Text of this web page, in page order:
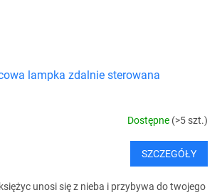
lampka zdalnie sterowana
Dostępne (>5 szt.)
SZCZEGÓŁY
unosi się z nieba i przybywa do twojego